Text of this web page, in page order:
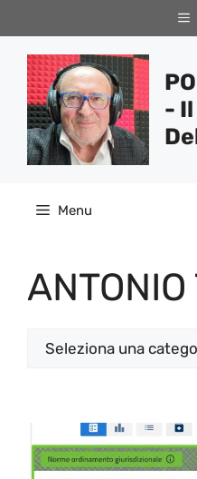
al
contenuto
-
Menu
Categorie